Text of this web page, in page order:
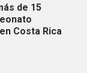
de 15
Costa Rica